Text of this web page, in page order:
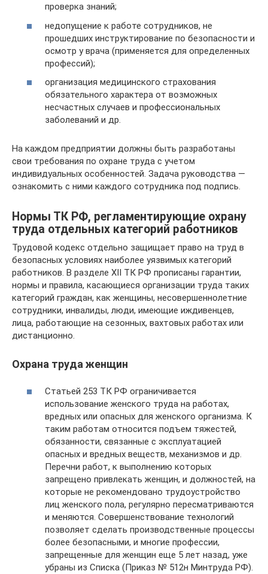
проверка знаний;
недопущение к работе сотрудников, не
прошедших инструктирование по безопасности и
осмотр у врача (применяется для определенных
профессий);
организация медицинского страхования
обязательного характера от возможных
несчастных случаев и профессиональных
заболеваний и др.
На каждом предприятии должны быть разработаны
свои требования по охране труда с учетом
индивидуальных особенностей. Задача руководства —
ознакомить с ними каждого сотрудника под подпись.
Нормы ТК РФ, регламентирующие охрану
труда отдельных категорий работников
Трудовой кодекс отдельно защищает право на труд в
безопасных условиях наиболее уязвимых категорий
работников. В разделе XII ТК РФ прописаны гарантии,
нормы и правила, касающиеся организации труда таких
категорий граждан, как женщины, несовершеннолетние
сотрудники, инвалиды, люди, имеющие иждивенцев,
лица, работающие на сезонных, вахтовых работах или
дистанционно.
Охрана труда женщин
Статьей 253 ТК РФ ограничивается
использование женского труда на работах,
вредных или опасных для женского организма. К
таким работам относится подъем тяжестей,
обязанности, связанные с эксплуатацией
опасных и вредных веществ, механизмов и др.
Перечни работ, к выполнению которых
запрещено привлекать женщин, и должностей, на
которые не рекомендовано трудоустройство
лиц женского пола, регулярно пересматриваются
и меняются. Совершенствование технологий
позволяет сделать производственные процессы
более безопасными, и многие профессии,
запрещенные для женщин еще 5 лет назад, уже
убраны из Списка (Приказ № 512н Минтруда РФ).